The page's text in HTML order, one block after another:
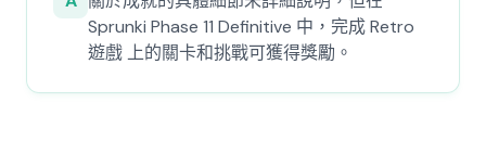
Sprunki Phase 11 Definitive 中，完成 Retro
遊戲 上的關卡和挑戰可獲得獎勵。